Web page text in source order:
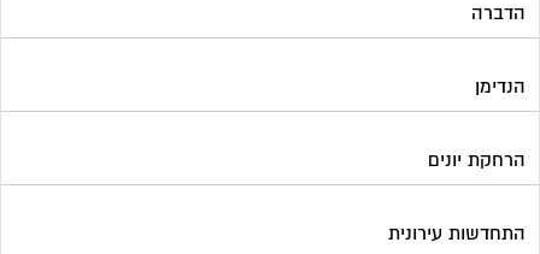
הדברה
הנדימן
הרחקת יונים
התחדשות עירונית